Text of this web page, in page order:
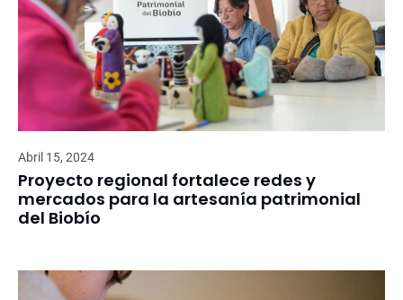
Abril 15, 2024
Proyecto regional fortalece redes y
mercados para la artesanía patrimonial
del Biobío